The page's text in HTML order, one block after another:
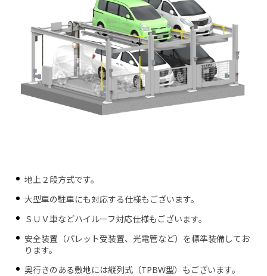
地上２段方式です。
大型車の駐車にも対応する仕様もございます。
ＳＵＶ車などハイルーフ対応仕様もございます。
安全装置（パレット受装置、光電管など）を標準装備してお
ります。
奥行きのある敷地には縦列式（TPBW型）もございます。